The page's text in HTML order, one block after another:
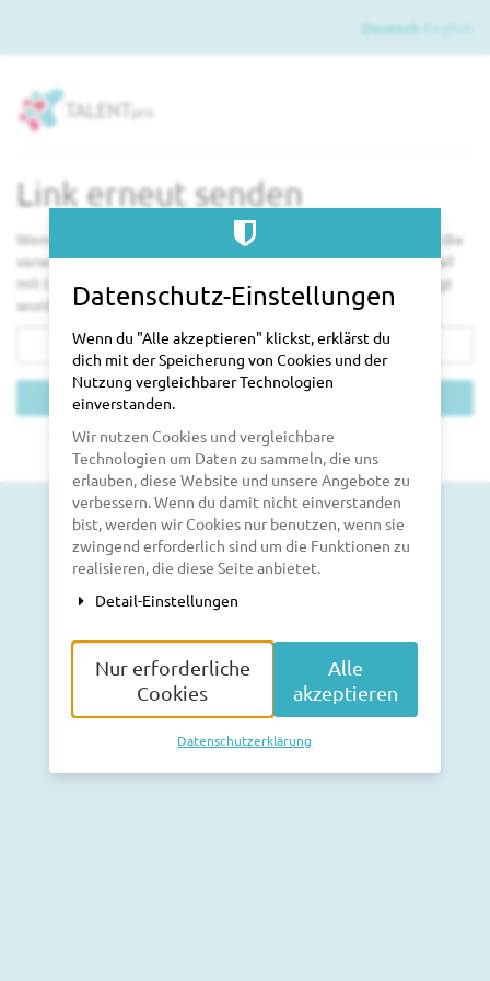
springen
Deutsch
Link erneut senden
Wenn du den Link zu deiner Bestellung verloren hast, gib hier die
verwendete E-Mail-Adresse ein. Wir senden dir dann eine E-Mail
mit Links zu allen Bestellungen, die mit dieser Adresse getätigt
wurden.
Kontakt Datenschutzerklärung Cookie-Einstellungen
Datenschutz
powered by pretix
Datenschutz-Einstellungen
Wenn du "Alle akzeptieren" klickst, erklärst du
dich mit der Speicherung von Cookies und der
Nutzung vergleichbarer Technologien
einverstanden.
Wir nutzen Cookies und vergleichbare
Technologien um Daten zu sammeln, die uns
erlauben, diese Website und unsere Angebote zu
verbessern. Wenn du damit nicht einverstanden
bist, werden wir Cookies nur benutzen, wenn sie
zwingend erforderlich sind um die Funktionen zu
realisieren, die diese Seite anbietet.
Detail-Einstellungen
Nur erforderliche
Cookies
Alle
akzeptieren
Datenschutzerklärung